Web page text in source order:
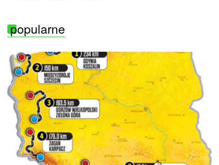
popularne